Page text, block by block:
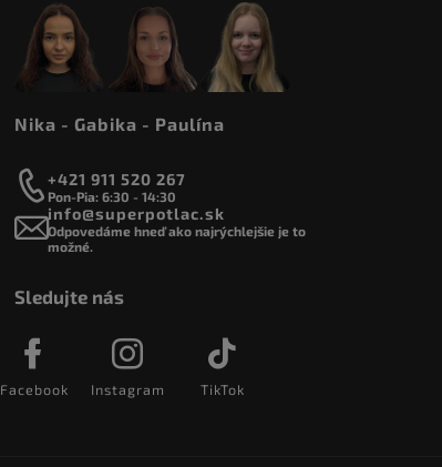
Nika - Gabika - Paulína
+421 911 520 267
Pon-Pia: 6:30 - 14:30
info@superpotlac.sk
Odpovedáme hneď ako najrýchlejšie je to
možné.
Sledujte nás
Facebook Instagram TikTok